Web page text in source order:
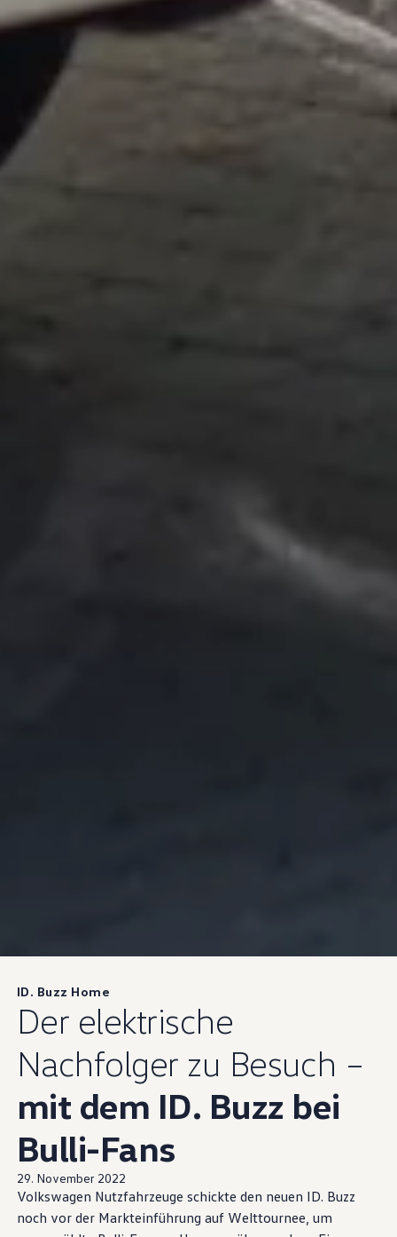
ID. Buzz Home
Der elektrische
Nachfolger zu Besuch –
mit dem ID. Buzz bei
Bulli-Fans
29. November 2022
Volkswagen Nutzfahrzeuge schickte den neuen ID. Buzz
noch vor der Markteinführung auf Welttournee, um